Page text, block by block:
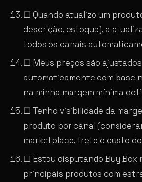
☐ Quando atualizo um
descrição, estoque), a
todos os canais
☐ Meus preços são ajustados
automaticamente com base
na minha margem mínima
☐ Tenho visibilidade da
produto por canal
marketplace, frete e custo
☐ Estou disputando Buy Box
principais produtos com